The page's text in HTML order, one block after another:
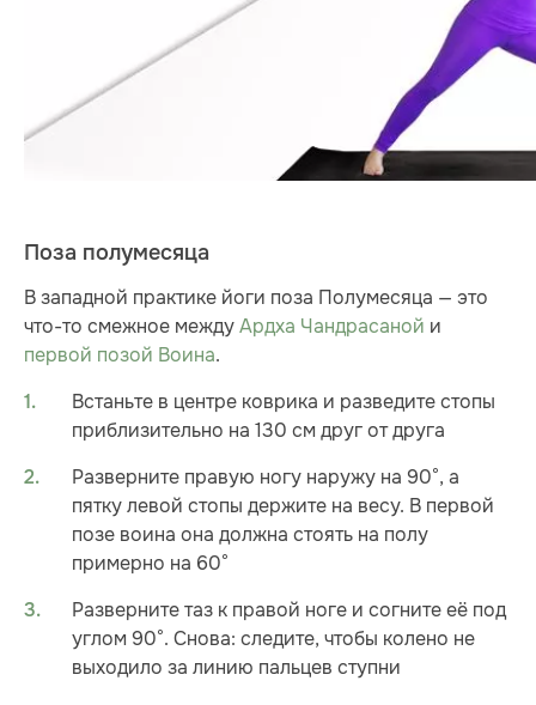
Поза полумесяца
В западной практике йоги поза Полумесяца — это
что-то смежное междуАрдха Чандрасаной и
первой позой Воина.
Встаньте в центре коврика и разведите стопы
приблизительно на 130 см друг от друга
Разверните правую ногу наружу на 90°, а
пятку левой стопы держите на весу. В первой
позе воина она должна стоять на полу
примерно на 60°
Разверните таз к правой ноге и согните её под
углом 90°. Снова: следите, чтобы колено не
выходило за линию пальцев ступни